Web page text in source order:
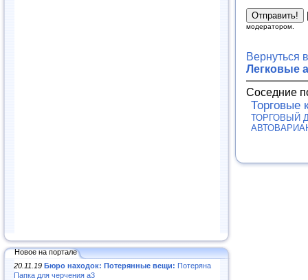
Новое на портале
20.11.19 Бюро находок: Потерянные вещи: Потеряна
Папка для черчения а3
модератором.
Вернуться
Легковые
Соседние
Торговые
ТОРГОВЫЙ